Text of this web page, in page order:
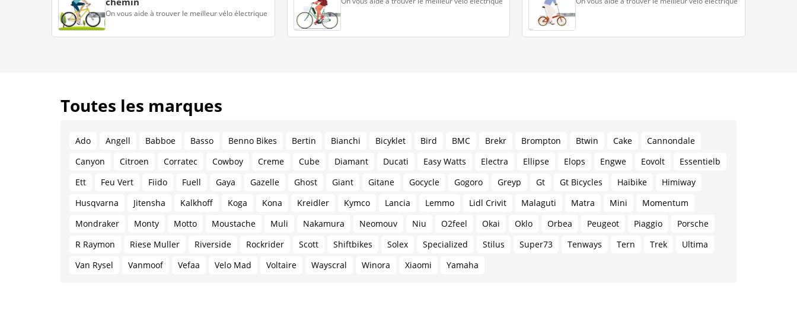
On vous aide à trouver le meilleur vélo électrique
Toutes les marques
Ado Angell Babboe Basso Benno Bikes Bertin Bianchi Bicyklet Bird BMC Brekr Brompton Btwin Cake
Cannondale
Canyon
Citroen Corratec Cowboy Creme Cube Diamant Ducati Easy Watts Electra Ellipse Elops Engwe Eovolt
Essentielb
Ett
Feu Vert Fiido Fuell Gaya Gazelle Ghost Giant Gitane Gocycle Gogoro Greyp Gt Gt Bicycles Haibike
Himiway
Husqvarna
Jitensha Kalkhoff Koga Kona Kreidler Kymco Lancia Lemmo Lidl Crivit Malaguti Matra Mini
Momentum
Mondraker
Monty Motto Moustache Muli Nakamura Neomouv Niu O2feel Okai Oklo Orbea Peugeot Piaggio
Porsche
R Raymon
Riese Muller Riverside Rockrider Scott Shiftbikes Solex Specialized Stilus Super73 Tenways Tern Trek
Ultima
Van Rysel
Vanmoof Vefaa Velo Mad Voltaire Wayscral Winora Xiaomi Yamaha